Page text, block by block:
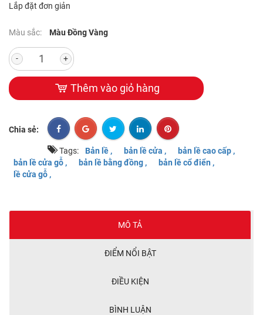
Lắp đặt đơn giản
Màu sắc: Màu Đồng Vàng
- +
Thêm vào giỏ hàng
Chia sẻ:
Tags: Bản lề , bản lề cửa ,
bản lề cao cấp ,
bản lề cửa gỗ ,
bản lề bằng đồng ,
bản lề cổ điển ,
lề cửa gỗ ,
MÔ TẢ
ĐIỂM NỔI BẬT
ĐIỀU KIỆN
BÌNH LUẬN